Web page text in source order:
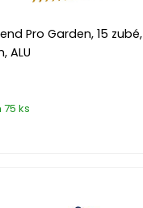
Pro Garden, 15 zubé,
ALU
ks